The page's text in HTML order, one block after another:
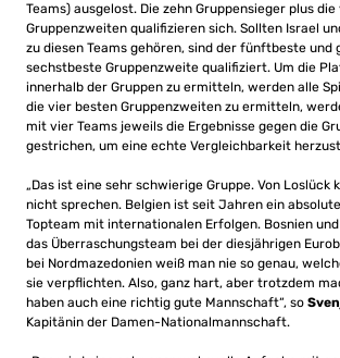
Teams) ausgelost. Die zehn Gruppensieger plus
Gruppenzweiten qualifizieren sich. Sollten Israel
zu diesen Teams gehören, sind der fünftbeste und
sechstbeste Gruppenzweite qualifiziert. Um die
innerhalb der Gruppen zu ermitteln, werden alle
die vier besten Gruppenzweiten zu ermitteln,
mit vier Teams jeweils die Ergebnisse gegen die
gestrichen, um eine echte Vergleichbarkeit
„Das ist eine sehr schwierige Gruppe. Von Loslück
nicht sprechen. Belgien ist seit Jahren ein
Topteam mit internationalen Erfolgen. Bosnien
das Überraschungsteam bei der diesjährigen
bei Nordmazedonien weiß man nie so genau,
sie verpflichten. Also, ganz hart, aber trotzdem
haben auch eine richtig gute Mannschaft“, so
Kapitänin der Damen-Nationalmannschaft.